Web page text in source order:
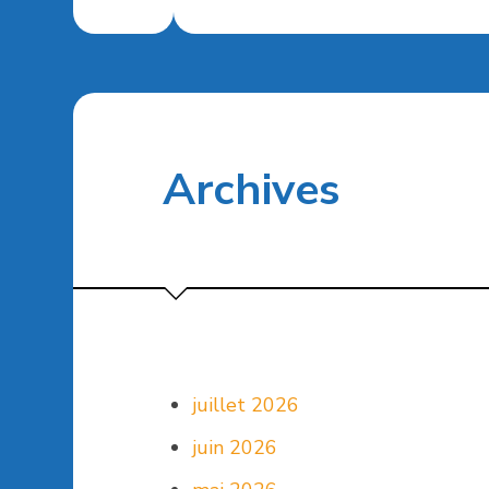
Archives
juillet 2026
juin 2026